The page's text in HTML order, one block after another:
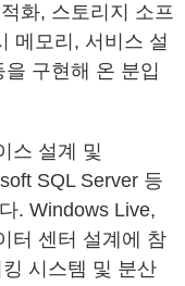
화, 스토리지 소프
메모리, 서비스 설
구현해 온 분입
스 설계 및
SQL Server 등
. Windows Live,
터 센터 설계에 참
시스템 및 분산